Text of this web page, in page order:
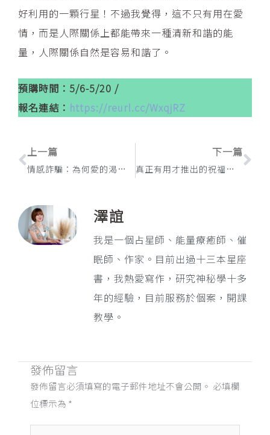
好利用的一顆行星！不過我覺得，這不只有用在愛
情，而是人際關係上都能帶來一種清新和諧的能
量，人際關係自然是容易和諧了。
預購時間：5/6-5/20 /
報名連結： https://reurl.cc/WxqjRZ
上一頁
上一篇
情感詐騙：為何愛的渴望成為我們的脆弱點？
下一篇
真正有用才推出的祝福包儀式
下
澤誼
我是一個占星師、能量療癒師、催
眠師、作家。目前出過十三本星座
書，我熱愛寫作，研究神秘學十多
年的經驗，目前服務於個案，開課
教學。
發佈留言
發佈留言必須填寫的電子郵件地址不會公開。 必填欄
位標示為 *